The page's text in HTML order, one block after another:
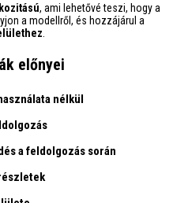
, ami lehetővé teszi, hogy a
a modellről, és hozzájárul a
előnyei
nélkül
a feldolgozás során